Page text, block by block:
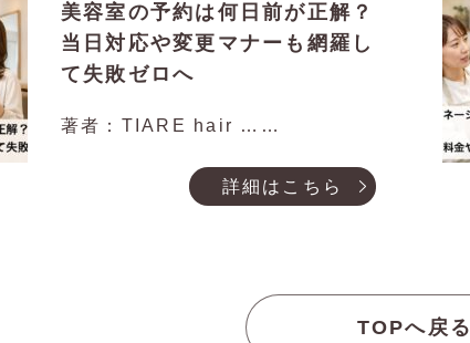
美容室の予約は何日前が正解？
当日対応や変更マナーも網羅し
て失敗ゼロへ
著者：TIARE hair ……
詳細はこちら
TOPへ戻る